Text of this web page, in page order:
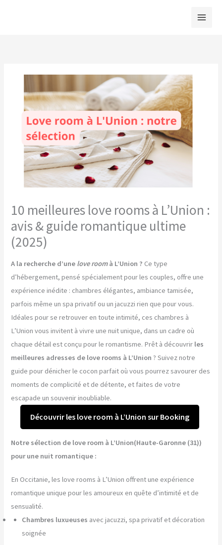
10 meilleures love rooms à L’Union :
avis & guide romantique ultime
(2025)
A la recherche d’une love roomà L’Union ? Ce type
d’hébergement, pensé spécialement pour les couples, offre une
expérience inédite : chambres élégantes, ambiance tamisée,
parfois même un spa privatif ou un jacuzzi rien que pour vous.
Idéales pour se retrouver en toute intimité, ces chambres à
L’Union vous invitent à vivre une nuit unique, dans un cadre où
chaque détail est conçu pour le romantisme. Prêt à découvrir les
meilleures adresses de love rooms à L’Union ? Suivez notre
guide pour dénicher le cocon parfait où vous pourrez savourer des
moments de complicité et de détente, et faites de votre
escapade un souvenir inoubliable.
Découvrir les love room à L’Union sur Booking
Notre sélection de love room à L’Union(Haute-Garonne (31))
pour une nuit romantique :
En Occitanie, les love rooms à L’Union offrent une expérience
romantique unique pour les amoureux en quête d’intimité et de
sensualité.
Chambres luxueuses avec jacuzzi, spa privatif et décoration
soignée